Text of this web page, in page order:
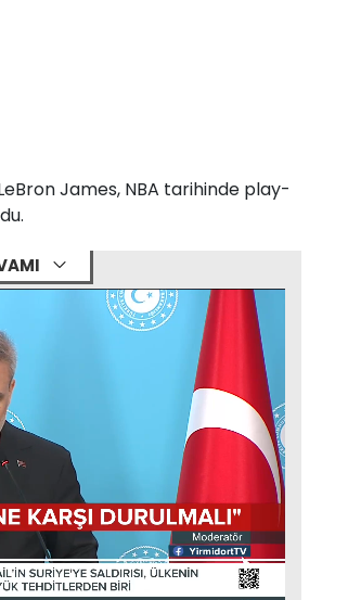
James, NBA tarihinde play-